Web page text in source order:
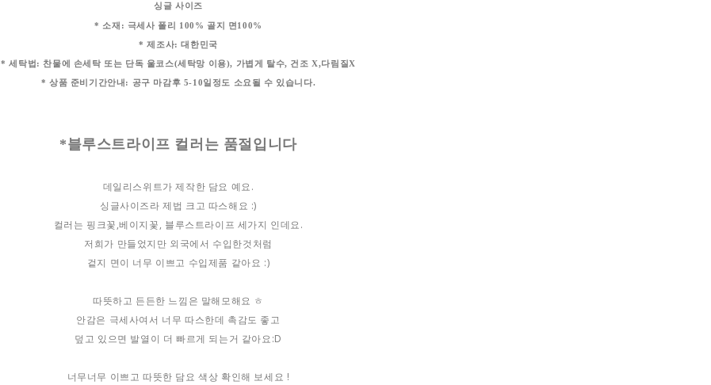
싱글 사이즈
* 소재: 극세사 폴리 100% 골지 면100%
* 제조사: 대한민국
* 세탁법: 찬물에 손세탁 또는 단독 울코스(세탁망 이용), 가볍게 탈수, 건조 X,다림질X
* 상품 준비기간안내: 공구 마감후 5-10일정도 소요될 수 있습니다.
*블루스트라이프 컬러는 품절입니다
데일리스위트가 제작한 담요 예요.
싱글사이즈라 제법 크고 따스해요 :)
컬러는 핑크꽃,베이지꽃, 블루스트라이프 세가지 인데요.
저희가 만들었지만 외국에서 수입한것처럼
겉지 면이 너무 이쁘고 수입제품 같아요 :)
따뜻하고 든든한 느낌은 말해모해요 ㅎ
안감은 극세사여서 너무 따스한데 촉감도 좋고
덮고 있으면 발열이 더 빠르게 되는거 같아요:D
너무너무 이쁘고 따뜻한 담요 색상 확인해 보세요 !